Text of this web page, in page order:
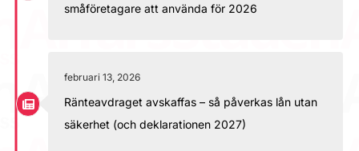
småföretagare att använda för 2026
februari 13, 2026
Ränteavdraget avskaffas – så påverkas lån utan
säkerhet (och deklarationen 2027)